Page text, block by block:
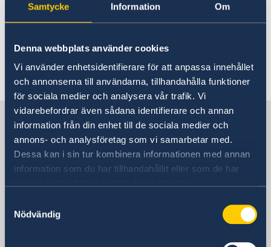
Samtycke Information Om
Denna webbplats använder cookies
Vi använder enhetsidentifierare för att anpassa innehållet
och annonserna till användarna, tillhandahålla funktioner
för sociala medier och analysera vår trafik. Vi
vidarebefordrar även sådana identifierare och annan
information från din enhet till de sociala medier och
annons- och analysföretag som vi samarbetar med.
Dessa kan i sin tur kombinera informationen med annan
information som du har tillhandahållit eller som de har
Nödvändig
Pass utomlands
Hjälp kring medborgarskap
Ambassadens reseinformation
Aktuella händelser
Terrorism
Naturförhållanden och katastrofer
In- och utresebestämmelser
Hälso- och sjukvård
Lokala lagar och sedvänjor
Kriminalitet och personlig säkerhet
Trafiksäkerhet
Försäkringsskydd
Övriga upplysningar
om socialskydd eller sjukförsäkringar varför
man bör skaffa en täckande reseförsäkring
inför resan.
Senast uppdaterad 03 aug. 2026, 10.44
Sverige i Nauru
Sveriges ambassad